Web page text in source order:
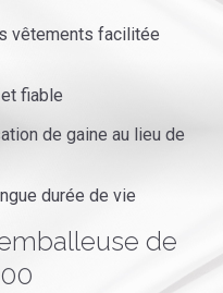
vêtements facilitée
fiable
de gaine au lieu de
durée de vie
de